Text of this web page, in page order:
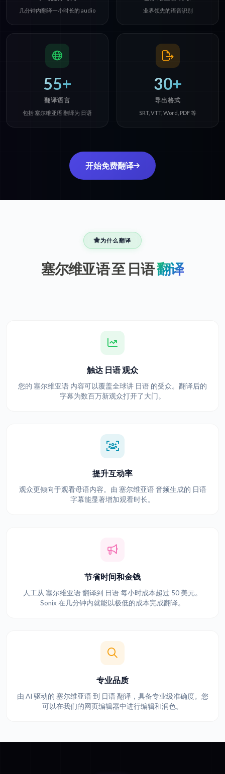
几分钟内翻译一小时长的 audio 业界领先的语音识别
55+
翻译语言
包括 塞尔维亚语 翻译为 日语
30+
导出格式
SRT, VTT, Word, PDF 等
开始免费翻译
为什么翻译
塞尔维亚语 至 日语翻译
触达 日语 观众
您的 塞尔维亚语 内容可以覆盖全球讲 日语 的受众。翻译后的
字幕为数百万新观众打开了大门。
提升互动率
观众更倾向于观看母语内容。由 塞尔维亚语 音频生成的 日语
字幕能显著增加观看时长。
节省时间和金钱
人工从 塞尔维亚语 翻译到 日语 每小时成本超过 50 美元。
Sonix 在几分钟内就能以极低的成本完成翻译。
专业品质
由 AI 驱动的 塞尔维亚语 到 日语 翻译，具备专业级准确度。您
可以在我们的网页编辑器中进行编辑和润色。